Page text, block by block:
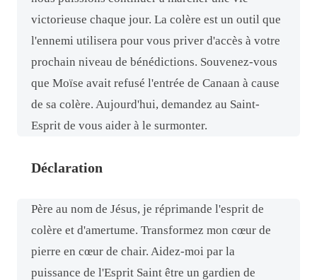
victorieuse chaque jour. La colère est un outil que
l'ennemi utilisera pour vous priver d'accès à votre
prochain niveau de bénédictions. Souvenez-vous
que Moïse avait refusé l'entrée de Canaan à cause
de sa colère. Aujourd'hui, demandez au Saint-
Esprit de vous aider à le surmonter.
Déclaration
Père au nom de Jésus, je réprimande l'esprit de
colère et d'amertume. Transformez mon cœur de
pierre en cœur de chair. Aidez-moi par la
puissance de l'Esprit Saint être un gardien de